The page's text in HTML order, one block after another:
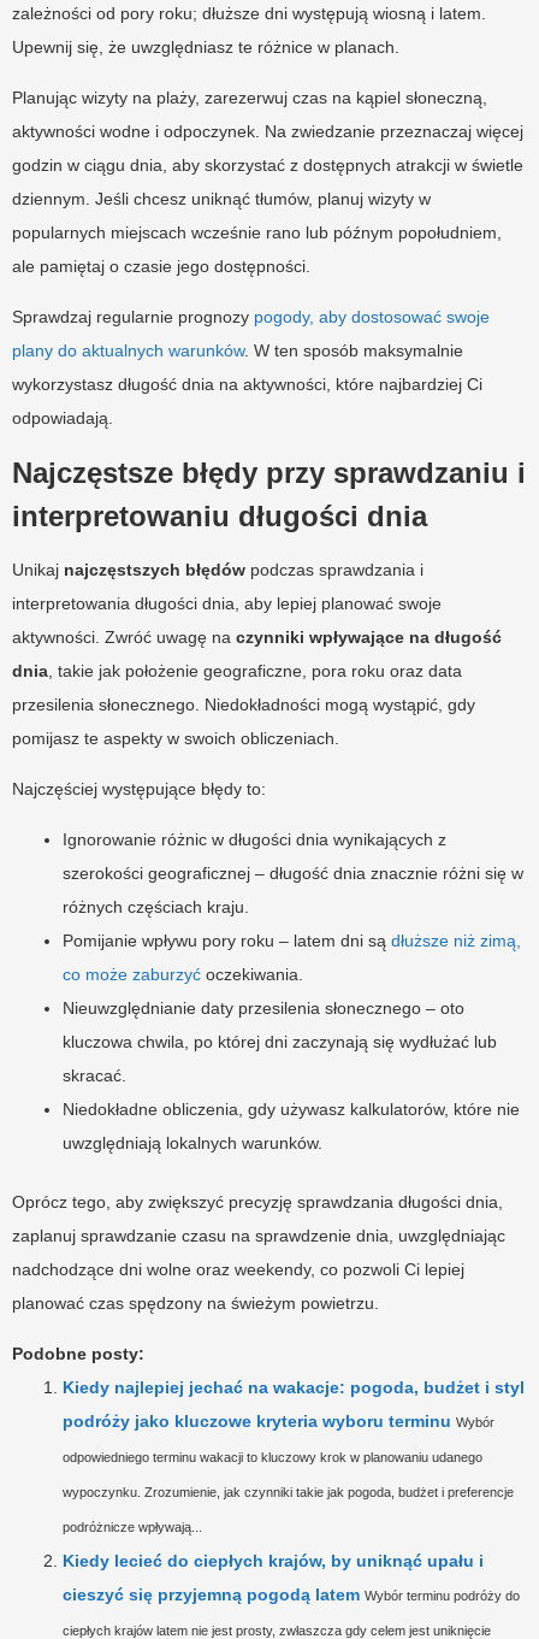
zależności od pory roku; dłuższe dni występują wiosną i latem.
Upewnij się, że uwzględniasz te różnice w planach.
Planując wizyty na plaży, zarezerwuj czas na kąpiel słoneczną,
aktywności wodne i odpoczynek. Na zwiedzanie przeznaczaj więcej
godzin w ciągu dnia, aby skorzystać z dostępnych atrakcji w świetle
dziennym. Jeśli chcesz uniknąć tłumów, planuj wizyty w
popularnych miejscach wcześnie rano lub późnym popołudniem,
ale pamiętaj o czasie jego dostępności.
Sprawdzaj regularnie prognozy pogody, aby dostosować swoje
plany do aktualnych warunków. W ten sposób maksymalnie
wykorzystasz długość dnia na aktywności, które najbardziej Ci
odpowiadają.
Najczęstsze błędy przy sprawdzaniu i
interpretowaniu długości dnia
Unikaj najczęstszych błędów podczas sprawdzania i
interpretowania długości dnia, aby lepiej planować swoje
aktywności. Zwróć uwagę na czynniki wpływające na długość
dnia , takie jak położenie geograficzne, pora roku oraz data
przesilenia słonecznego. Niedokładności mogą wystąpić, gdy
pomijasz te aspekty w swoich obliczeniach.
Najczęściej występujące błędy to:
Ignorowanie różnic w długości dnia wynikających z
szerokości geograficznej – długość dnia znacznie różni się w
różnych częściach kraju.
Pomijanie wpływu pory roku – latem dni są dłuższe niż zimą,
co może zaburzyć oczekiwania.
Nieuwzględnianie daty przesilenia słonecznego – oto
kluczowa chwila, po której dni zaczynają się wydłużać lub
skracać.
Niedokładne obliczenia, gdy używasz kalkulatorów, które nie
uwzględniają lokalnych warunków.
Oprócz tego, aby zwiększyć precyzję sprawdzania długości dnia,
zaplanuj sprawdzanie czasu na sprawdzenie dnia, uwzględniając
nadchodzące dni wolne oraz weekendy, co pozwoli Ci lepiej
planować czas spędzony na świeżym powietrzu.
Podobne posty:
Kiedy najlepiej jechać na wakacje: pogoda, budżet i styl
podróży jako kluczowe kryteria wyboru terminu Wybór
odpowiedniego terminu wakacji to kluczowy krok w planowaniu udanego
wypoczynku. Zrozumienie, jak czynniki takie jak pogoda, budżet i preferencje
podróżnicze wpływają...
Kiedy lecieć do ciepłych krajów, by uniknąć upału i
cieszyć się przyjemną pogodą latem Wybór terminu podróży do
ciepłych krajów latem nie jest prosty, zwłaszcza gdy celem jest uniknięcie